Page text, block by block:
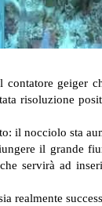
geiger
risoluzione
il nocciolo sta
il grande
servirà ad
realmente